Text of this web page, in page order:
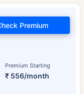
Premium Starting
₹ 556/month
Premium